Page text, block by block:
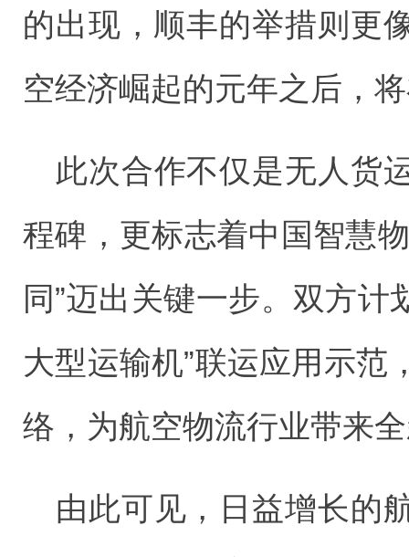
的出现，顺丰的举措则更
空经济崛起的元年之后，
此次合作不仅是无人货
程碑，更标志着中国智慧
同”迈出关键一步。双方计
大型运输机”联运应用示范
络，为航空物流行业带来
由此可见，日益增长的